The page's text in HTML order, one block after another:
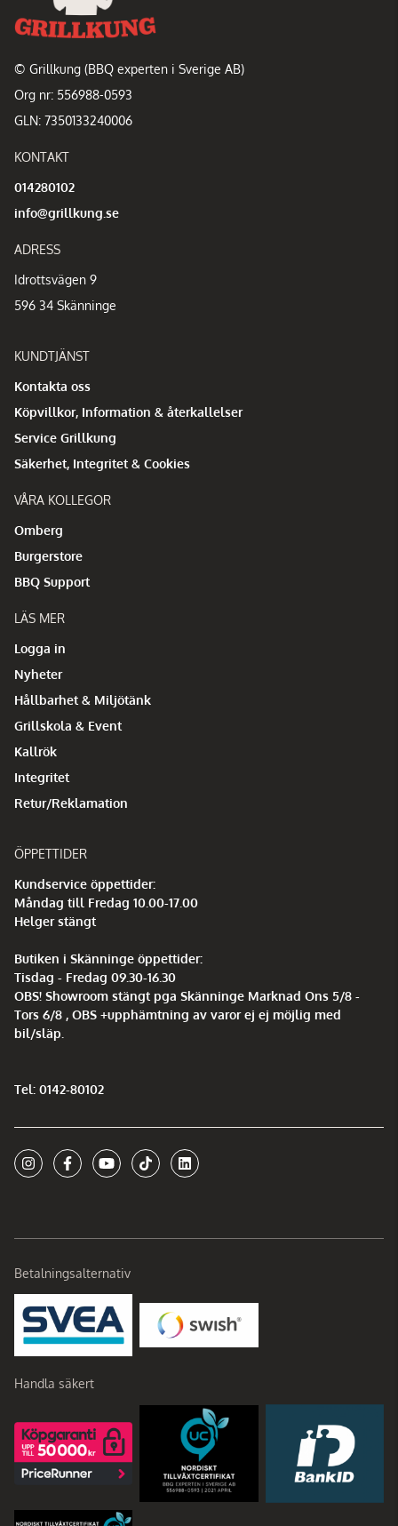
© Grillkung (BBQ experten i Sverige AB)
Org nr: 556988-0593
GLN: 7350133240006
KONTAKT
014280102
info@grillkung.se
ADRESS
Idrottsvägen 9
596 34 Skänninge
KUNDTJÄNST
Kontakta oss
Köpvillkor, Information & återkallelser
Service Grillkung
Säkerhet, Integritet & Cookies
VÅRA KOLLEGOR
Omberg
Burgerstore
BBQ Support
LÄS MER
Logga in
Nyheter
Hållbarhet & Miljötänk
Grillskola & Event
Kallrök
Integritet
Retur/Reklamation
ÖPPETTIDER
Kundservice öppettider:
Måndag till Fredag 10.00-17.00
Helger stängt
Butiken i Skänninge öppettider:
Tisdag - Fredag 09.30-16.30
OBS! Showroom stängt pga Skänninge Marknad Ons 5/8 -
Tors 6/8 , OBS +upphämtning av varor ej ej möjlig med
bil/släp.
Tel: 0142-80102
Betalningsalternativ
Handla säkert